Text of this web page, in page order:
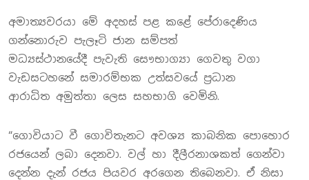
අමාත්‍යවරයා මේ අදහස් පළ කළේ පේරාදෙණිය
ගන්නොරුව පැලෑටි ජාන සම්පත්
මධ්‍යස්ථානයේදී පැවැති සෞභාග්‍යා ගෙවතු වගා
වැඩසටහනේ සමාරම්භක උත්සවයේ ප්‍රධාන
ආරාධිත අමුත්තා ලෙස සහභාගි වෙමිනි.
“ගොවියාට වී ගොවිතැනට අවශ්‍ය කාබනික පොහොර
රජයෙන් ලබා දෙනවා. වල් හා දීලීරනාශකත් ගෙන්වා
දෙන්න දැන් රජය පියවර අරගෙන තිබෙනවා. ඒ නිසා